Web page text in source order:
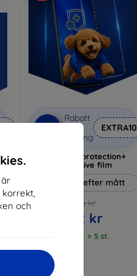
och
Rabatt
kupong
EXTRA10
3mk Silverprotection+
protective film
Tillverkat efter mått
236 kr
212 kr
I lager > 5 st